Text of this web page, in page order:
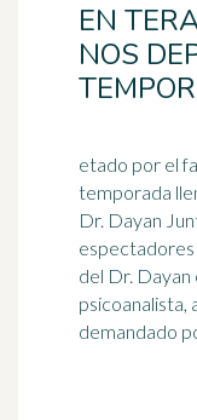
EN
NOS
etado por el
temporada
Dr. Dayan
espectadores
del Dr. Dayan
psicoanalista,